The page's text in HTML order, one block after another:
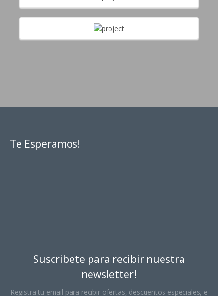
Te Esperamos!
Suscribete para recibir nuestra
newsletter!
Registra tu email para recibir ofertas, descuentos especiales, e